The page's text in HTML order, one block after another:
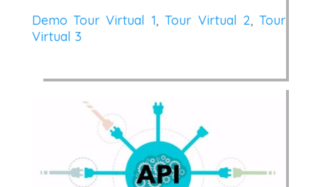
Demo Tour Virtual 1,Tour Virtual 2,Tour
Virtual 3